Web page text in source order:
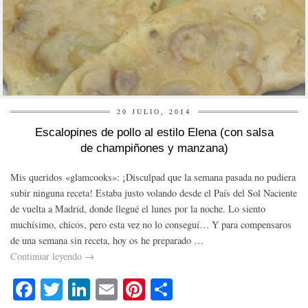
20 JULIO, 2014
Escalopines de pollo al estilo Elena (con salsa
de champiñones y manzana)
Mis queridos «glamcooks»: ¡Disculpad que la semana pasada no pudiera
subir ninguna receta! Estaba justo volando desde el País del Sol Naciente
de vuelta a Madrid, donde llegué el lunes por la noche. Lo siento
muchísimo, chicos, pero esta vez no lo conseguí… Y para compensaros
de una semana sin receta, hoy os he preparado …
Continuar leyendo →
Fa T Li E Pi